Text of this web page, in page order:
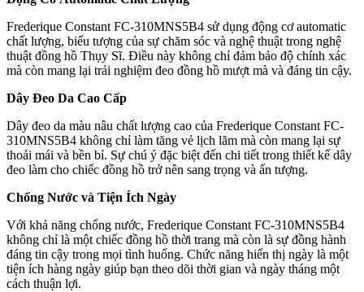
Frederique Constant FC-310MNS5B4 sử dụng động cơ automatic
chất lượng, biểu tượng của sự chăm sóc và nghệ thuật trong nghệ
thuật đồng hồ Thụy Sĩ. Điều này không chỉ đảm bảo độ chính xác
mà còn mang lại trải nghiệm đeo đồng hồ mượt mà và đáng tin cậy.
Dây Đeo Da Cao Cấp
Dây đeo da màu nâu chất lượng cao của Frederique Constant FC-
310MNS5B4 không chỉ làm tăng vẻ lịch lãm mà còn mang lại sự
thoải mái và bền bỉ. Sự chú ý đặc biệt đến chi tiết trong thiết kế dây
đeo làm cho chiếc đồng hồ trở nên sang trọng và ấn tượng.
Chống Nước và Tiện Ích Ngày
Với khả năng chống nước, Frederique Constant FC-310MNS5B4
không chỉ là một chiếc đồng hồ thời trang mà còn là sự đồng hành
đáng tin cậy trong mọi tình huống. Chức năng hiển thị ngày là một
tiện ích hàng ngày giúp bạn theo dõi thời gian và ngày tháng một
cách thuận lợi.